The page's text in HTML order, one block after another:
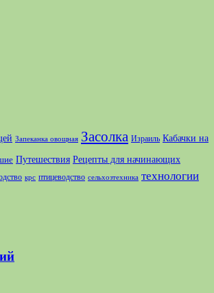
Запеканка овощная Засолка Израиль Кабачки на
Путешествия Рецепты для начинающих
крс птицеводство сельхозтехника технологии